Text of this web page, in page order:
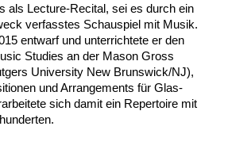
als Lecture-Recital, sei es durch ein
verfasstes Schauspiel mit Musik.
entwarf und unterrichtete er den
Studies an der Mason Gross
University New Brunswick/NJ),
und Arrangements für Glas-
sich damit ein Repertoire mit